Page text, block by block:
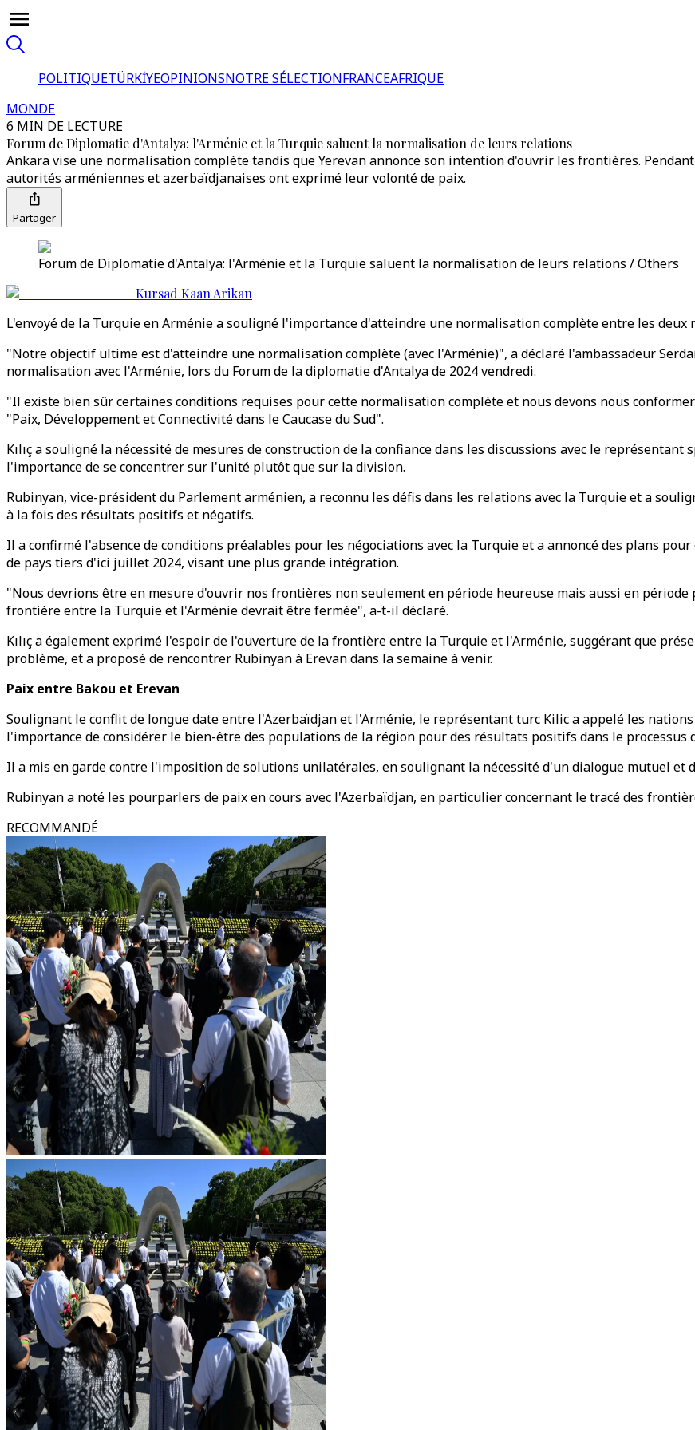
POLITIQUETÜRKİYEOPINIONSNOTRE SÉLECTIONFRANCEAFRIQUE
MONDE
6 MIN DE LECTURE
Forum de Diplomatie d'Antalya: l'Arménie et la Turquie saluent la normalisation de leurs relations
Ankara vise une normalisation complète tandis que Yerevan annonce son intention d'ouvrir les frontières.
autorités arméniennes et azerbaïdjanaises ont exprimé leur volonté de paix.
Partager
Forum de Diplomatie d'Antalya: l'Arménie et la Turquie saluent la normalisation de leurs relations / Others
Kursad Kaan Arikan
L'envoyé de la Turquie en Arménie a souligné l'importance d'atteindre une normalisation complète entre les
"Notre objectif ultime est d'atteindre une normalisation complète (avec l'Arménie)", a déclaré l'ambassadeur
normalisation avec l'Arménie, lors du Forum de la diplomatie d'Antalya de 2024 vendredi.
"Il existe bien sûr certaines conditions requises pour cette normalisation complète et nous devons nous
"Paix, Développement et Connectivité dans le Caucase du Sud".
Kılıç a souligné la nécessité de mesures de construction de la confiance dans les discussions avec le
l'importance de se concentrer sur l'unité plutôt que sur la division.
Rubinyan, vice-président du Parlement arménien, a reconnu les défis dans les relations avec la Turquie et a
à la fois des résultats positifs et négatifs.
Il a confirmé l'absence de conditions préalables pour les négociations avec la Turquie et a annoncé des plans
de pays tiers d'ici juillet 2024, visant une plus grande intégration.
"Nous devrions être en mesure d'ouvrir nos frontières non seulement en période heureuse mais aussi en
frontière entre la Turquie et l'Arménie devrait être fermée", a-t-il déclaré.
Kılıç a également exprimé l'espoir de l'ouverture de la frontière entre la Turquie et l'Arménie, suggérant que
problème, et a proposé de rencontrer Rubinyan à Erevan dans la semaine à venir.
Paix entre Bakou et Erevan
Soulignant le conflit de longue date entre l'Azerbaïdjan et l'Arménie, le représentant turc Kilic a appelé les
l'importance de considérer le bien-être des populations de la région pour des résultats positifs dans le
Il a mis en garde contre l'imposition de solutions unilatérales, en soulignant la nécessité d'un dialogue mutuel et
Rubinyan a noté les pourparlers de paix en cours avec l'Azerbaïdjan, en particulier concernant le tracé des
RECOMMANDÉ